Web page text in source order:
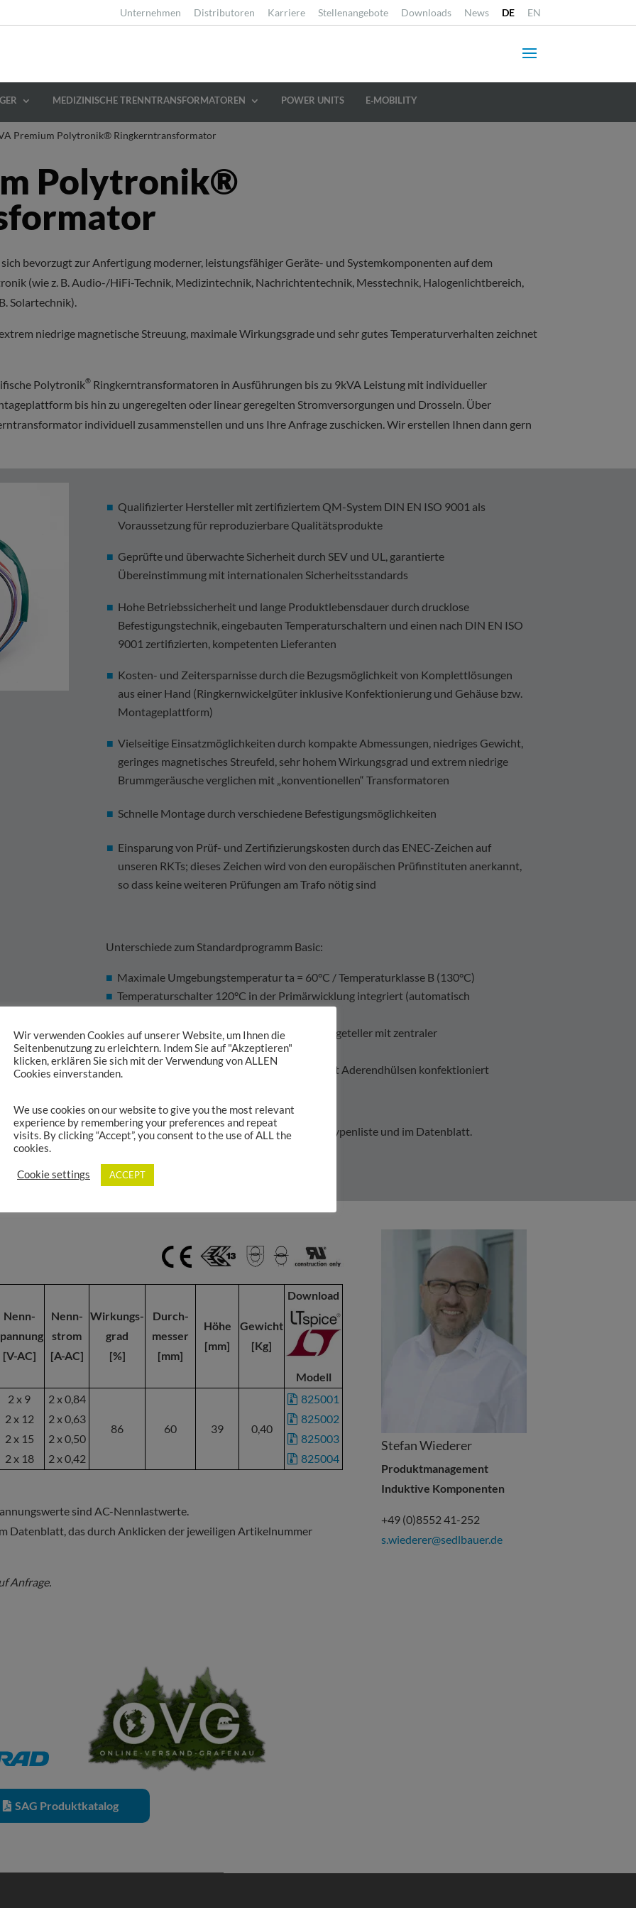
Unternehmen Distributoren Karriere Stellenangebote Downloads News DE EN
MEDIZINISCHE TRENNTRANSFORMATOREN POWER UNITS E‐MOBILITY
Premium Polytronik® Ringkerntransformator
Polytronik®
bevorzugt zur Anfertigung moderner, leistungsfähiger Geräte- und Systemkomponenten auf dem
(wie z. B. Audio-/HiFi-Technik, Medizintechnik, Nachrichtentechnik, Messtechnik, Halogenlichtbereich,
Solartechnik).
niedrige magnetische Streuung, maximale Wirkungsgrade und sehr gutes Temperaturverhalten zeichnet
Polytronik® Ringkerntransformatoren in Ausführungen bis zu 9kVA Leistung mit individueller
bis hin zu ungeregelten oder linear geregelten Stromversorgungen und Drosseln. Über
individuell zusammenstellen und uns Ihre Anfrage zuschicken. Wir erstellen Ihnen dann gern
Qualifizierter Hersteller mit zertifiziertem QM-System DIN EN ISO 9001 als
Voraussetzung für reproduzierbare Qualitätsprodukte
Geprüfte und überwachte Sicherheit durch SEV und UL, garantierte
Übereinstimmung mit internationalen Sicherheitsstandards
Hohe Betriebssicherheit und lange Produktlebensdauer durch drucklose
Befestigungstechnik, eingebauten Temperaturschaltern und einen nach DIN EN ISO
9001 zertifizierten, kompetenten Lieferanten
Kosten- und Zeitersparnisse durch die Bezugsmöglichkeit von Komplettlösungen
aus einer Hand (Ringkernwickelgüter inklusive Konfektionierung und Gehäuse bzw.
Montageplattform)
Vielseitige Einsatzmöglichkeiten durch kompakte Abmessungen, niedriges Gewicht,
geringes magnetisches Streufeld, sehr hohem Wirkungsgrad und extrem niedrige
Brummgeräusche verglichen mit „konventionellen“ Transformatoren
Schnelle Montage durch verschiedene Befestigungsmöglichkeiten
Einsparung von Prüf- und Zertifizierungskosten durch das ENEC-Zeichen auf
unseren RKTs; dieses Zeichen wird von den europäischen Prüfinstituten anerkannt,
so dass keine weiteren Prüfungen am Trafo nötig sind
Unterschiede zum Standardprogramm Basic:
Maximale Umgebungstemperatur ta = 60°C / Temperaturklasse B (130°C)
Temperaturschalter 120°C in der Primärwicklung integriert (automatisch
Ringkerntransformator vergossen auf Montageteller mit zentraler
Durchgangsbohrung; drucklose Befestigung
Alle Anschlüsse mit Litzen ausgeführt und mit Aderendhülsen konfektioniert
Weitere technische Angaben finden Sie in der Typenliste und im Datenblatt.
Nenn-
[V-AC]
Nenn-
strom
[A-AC]
Wirkungs-
grad
[%]
Durch-
messer
[mm]
Höhe
[mm]
Gewicht
[Kg]
Download
Modell
2 x 9
2 x 12
2 x 15
2 x 18
2 x 0,84
2 x 0,63
2 x 0,50
2 x 0,42
86 60 39 0,40
825001
825002
825003
825004
sind AC-Nennlastwerte.
Datenblatt, das durch Anklicken der jeweiligen Artikelnummer
Anfrage.
SAG Produktkatalog
Stefan Wiederer
Produktmanagement
Induktive Komponenten
+49 (0)8552 41-252
s.wiederer@sedlbauer.de
Wir verwenden Cookies auf unserer Website, um Ihnen die
Seitenbenutzung zu erleichtern. Indem Sie auf "Akzeptieren"
klicken, erklären Sie sich mit der Verwendung von ALLEN
Cookies einverstanden.
We use cookies on our website to give you the most relevant
experience by remembering your preferences and repeat
visits. By clicking “Accept”, you consent to the use of ALL the
cookies.
Cookie settings ACCEPT